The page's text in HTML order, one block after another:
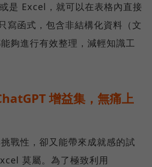
是 Excel，就可以在表格內直接
寫函式，包含非結構化資料（文
夠進行有效整理，減輕知識工
增益集，無痛上
戰性，卻又能帶來成就感的試
莫屬。為了極致利用